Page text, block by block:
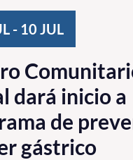
Creación e Innovación
con el Medio
- 10 JUL
dará inicio a
de
gástrico